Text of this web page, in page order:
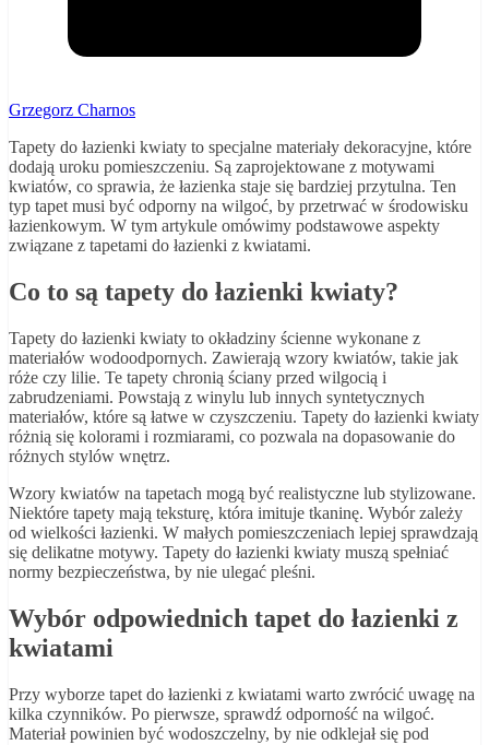
Grzegorz Charnos
Tapety do łazienki kwiaty to specjalne materiały dekoracyjne, które
dodają uroku pomieszczeniu. Są zaprojektowane z motywami
kwiatów, co sprawia, że łazienka staje się bardziej przytulna. Ten
typ tapet musi być odporny na wilgoć, by przetrwać w środowisku
łazienkowym. W tym artykule omówimy podstawowe aspekty
związane z tapetami do łazienki z kwiatami.
Co to są tapety do łazienki kwiaty?
Tapety do łazienki kwiaty to okładziny ścienne wykonane z
materiałów wodoodpornych. Zawierają wzory kwiatów, takie jak
róże czy lilie. Te tapety chronią ściany przed wilgocią i
zabrudzeniami. Powstają z winylu lub innych syntetycznych
materiałów, które są łatwe w czyszczeniu. Tapety do łazienki kwiaty
różnią się kolorami i rozmiarami, co pozwala na dopasowanie do
różnych stylów wnętrz.
Wzory kwiatów na tapetach mogą być realistyczne lub stylizowane.
Niektóre tapety mają teksturę, która imituje tkaninę. Wybór zależy
od wielkości łazienki. W małych pomieszczeniach lepiej sprawdzają
się delikatne motywy. Tapety do łazienki kwiaty muszą spełniać
normy bezpieczeństwa, by nie ulegać pleśni.
Wybór odpowiednich tapet do łazienki z
kwiatami
Przy wyborze tapet do łazienki z kwiatami warto zwrócić uwagę na
kilka czynników. Po pierwsze, sprawdź odporność na wilgoć.
Materiał powinien być wodoszczelny, by nie odklejał się pod